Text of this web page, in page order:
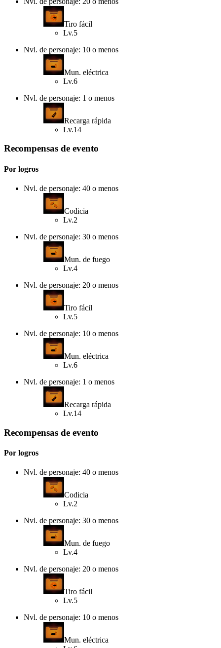
Tiro fácil
Lv.5
Nvl. de personaje: 10 o menos
Mun. eléctrica
Lv.6
Nvl. de personaje: 1 o menos
Recarga rápida
Lv.14
Recompensas de evento
Por logros
Nvl. de personaje: 40 o menos
Codicia
Lv.2
Nvl. de personaje: 30 o menos
Mun. de fuego
Lv.4
Nvl. de personaje: 20 o menos
Tiro fácil
Lv.5
Nvl. de personaje: 10 o menos
Mun. eléctrica
Lv.6
Nvl. de personaje: 1 o menos
Recarga rápida
Lv.14
Recompensas de evento
Por logros
Nvl. de personaje: 40 o menos
Codicia
Lv.2
Nvl. de personaje: 30 o menos
Mun. de fuego
Lv.4
Nvl. de personaje: 20 o menos
Tiro fácil
Lv.5
Nvl. de personaje: 10 o menos
Mun. eléctrica